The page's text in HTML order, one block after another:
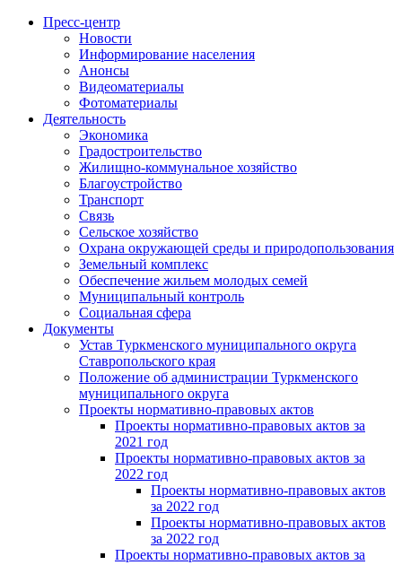
Пресс-центр
Новости
Информирование населения
Анонсы
Видеоматериалы
Фотоматериалы
Деятельность
Экономика
Градостроительство
Жилищно-коммунальное хозяйство
Благоустройство
Транспорт
Связь
Сельское хозяйство
Охрана окружающей среды и природопользования
Земельный комплекс
Обеспечение жильем молодых семей
Муниципальный контроль
Социальная сфера
Документы
Устав Туркменского муниципального округа
Ставропольского края
Положение об администрации Туркменского
муниципального округа
Проекты нормативно-правовых актов
Проекты нормативно-правовых актов за
2021 год
Проекты нормативно-правовых актов за
2022 год
Проекты нормативно-правовых актов
за 2022 год
Проекты нормативно-правовых актов
за 2022 год
Проекты нормативно-правовых актов за